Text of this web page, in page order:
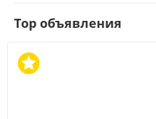
Top объявления